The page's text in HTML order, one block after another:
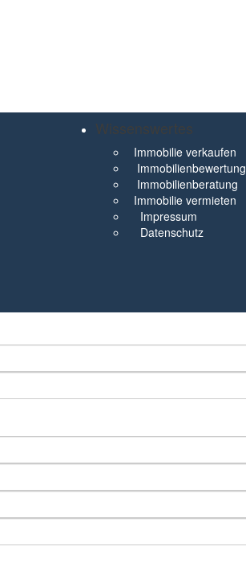
Wissenswertes
Immobilie verkaufen
Immobilienbewertung
Immobilienberatung
Immobilie vermieten
Impressum
Datenschutz